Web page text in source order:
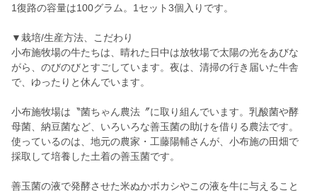
1復路の容量は100グラム。1セット3個入りです。
▼栽培/生産方法、こだわり
小布施牧場の牛たちは、晴れた日中は放牧場で太陽の光をあびな
がら、のびのびとすごしています。夜は、清掃の行き届いた牛舎
で、ゆったりと休んでいます。
小布施牧場は〝菌ちゃん農法〞に取り組んでいます。乳酸菌や酵
母菌、納豆菌など、いろいろな善玉菌の助けを借りる農法です。
使っているのは、地元の農家・工藤陽輔さんが、小布施の田畑で
採取して培養した土着の善玉菌です。
善玉菌の液で発酵させた米ぬかボカシやこの液を牛に与えること